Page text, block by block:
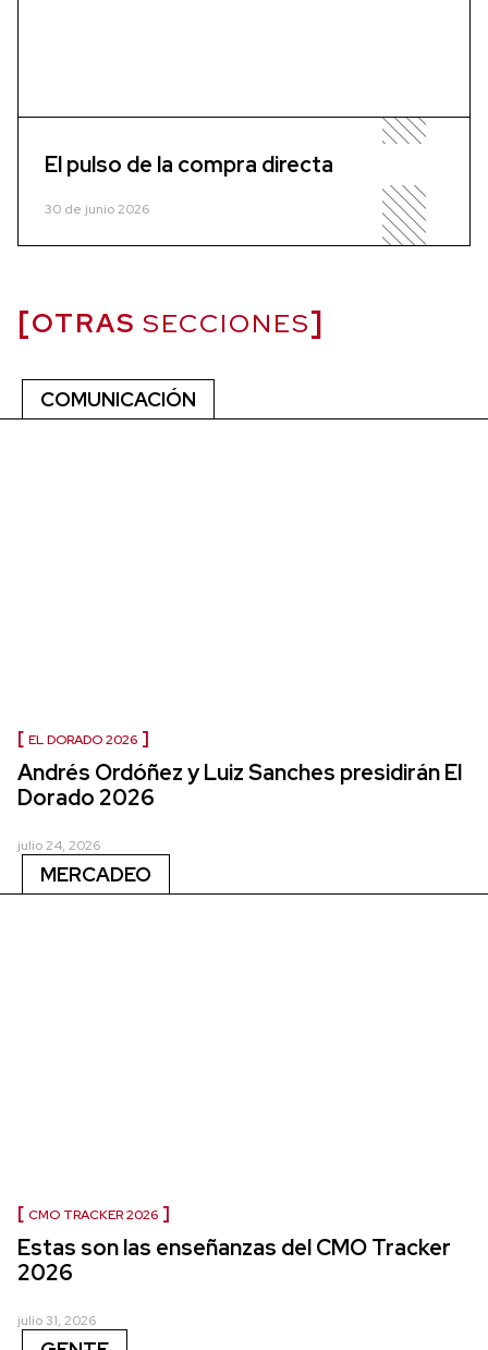
El pulso de la compra directa
30 de junio 2026
OTRAS SECCIONES
COMUNICACIÓN
EL DORADO 2026
Andrés Ordóñez y Luiz Sanches presidirán El
Dorado 2026
julio 24, 2026
MERCADEO
CMO TRACKER 2026
Estas son las enseñanzas del CMO Tracker
2026
julio 31, 2026